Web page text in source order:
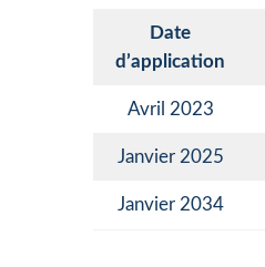
Date
d’application
Avril 2023
Janvier 2025
Janvier 2034